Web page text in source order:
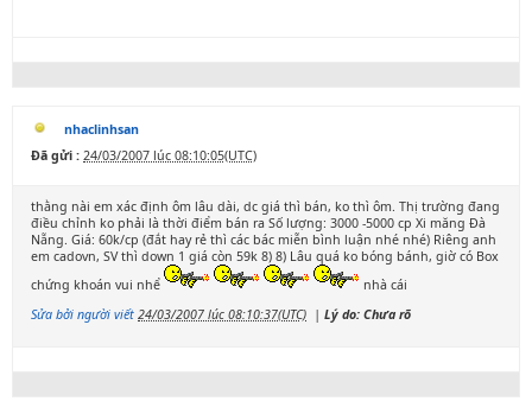
nhaclinhsan
Đã gửi : 24/03/2007 lúc 08:10:05(UTC)
thằng nài em xác định ôm lâu dài, dc giá thì bán, ko thì ôm. Thị trường đang
điều chỉnh ko phải là thời điểm bán ra Số lượng: 3000 -5000 cp Xi măng Đà
Nẵng. Giá: 60k/cp (đắt hay rẻ thì các bác miễn bình luận nhé nhé) Riêng anh
em cadovn, SV thì down 1 giá còn 59k 8) 8) Lâu quá ko bóng bánh, giờ có Box
chứng khoán vui nhể
nhà cái
Sửa bởi người viết 24/03/2007 lúc 08:10:37(UTC) | Lý do: Chưa rõ